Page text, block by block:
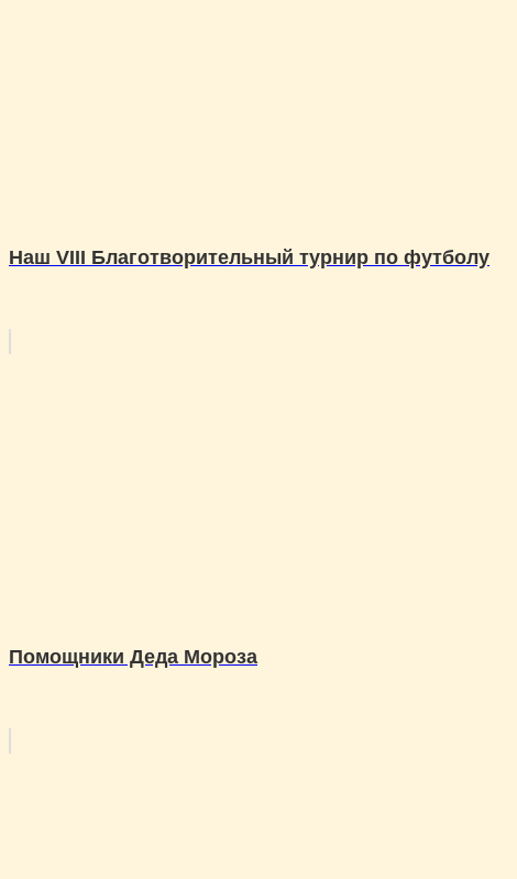
Наш VIII Благотворительный турнир по футболу
Помощники Деда Мороза